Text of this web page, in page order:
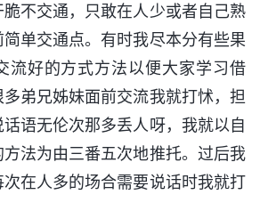
不交通，只敢在人少或者自己熟
单交通点。有时我尽本分有些果
流好的方式方法以便大家学习借
弟兄姊妹面前交流我就打怵，担
语无伦次那多丢人呀，我就以自
法为由三番五次地推托。过后我
在人多的场合需要说话时我就打